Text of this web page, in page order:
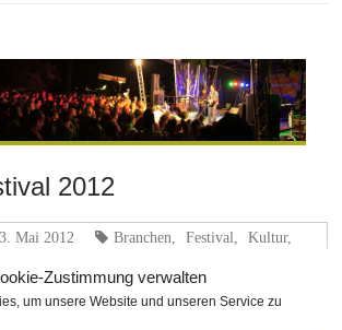
Zustimmung verwalten
um unsere Website und unseren Service zu
2012
Mai 2012 Branchen Festival Kultur,